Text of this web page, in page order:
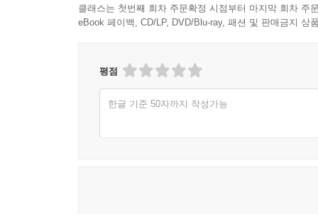
클래스는 첫번째 회차 주문확정 시점부터 마지막 회차 주
eBook 페이백, CD/LP, DVD/Blu-ray, 패션 및 판매금지 상
평점
한글 기준 50자까지 작성가능